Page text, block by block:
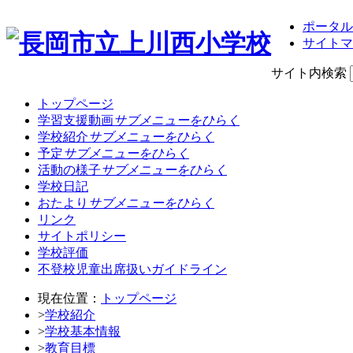
ポータ
サイト
サイト内検索
トップページ
学習支援動画サブメニューをひらく
学校紹介サブメニューをひらく
予定サブメニューをひらく
活動の様子サブメニューをひらく
学校日記
おたより サブメニューをひらく
リンク
サイトポリシー
学校評価
不登校児童出席扱いガイドライン
現在位置：
トップページ
>学校紹介
>学校基本情報
>教育目標